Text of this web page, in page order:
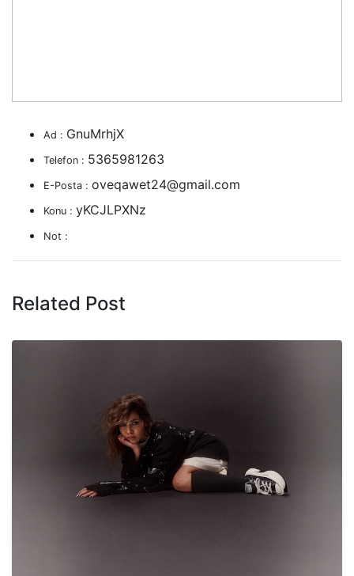
Ad : GnuMrhjX
Telefon : 5365981263
E-Posta : oveqawet24@gmail.com
Konu : yKCJLPXNz
Not :
Related Post